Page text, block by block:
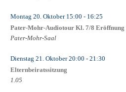
Montag 20. Oktober15:00 - 16:25
Pater-Mohr-Audiotour Kl. 7/8 Eröffnung
Pater-Mohr-Saal
Dienstag 21. Oktober20:00 - 21:30
Elternbeiratssitzung
1.05